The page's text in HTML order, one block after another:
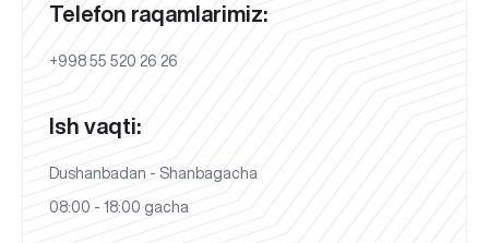
Telefon raqamlarimiz:
+998 55 520 26 26
Ish vaqti:
Dushanbadan - Shanbagacha
08:00 - 18:00 gacha